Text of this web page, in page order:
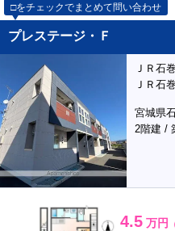
□をチェックでまとめて問い合わせ
プレステージ・Ｆ
ＪＲ石
ＪＲ石
宮城県
2階建 /
4.5 万円